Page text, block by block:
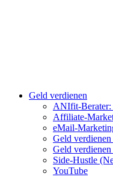
Geld verdienen
ANIfit-Berater:
Affiliate-
eMail-
Geld
Geld
Side-Hustle
YouTube